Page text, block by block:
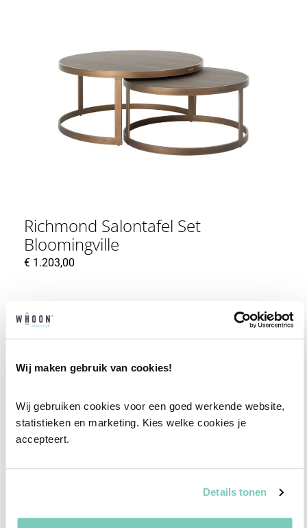
Wij maken gebruik van cookies!
Wij gebruiken cookies voor een goed werkende website,
statistieken en marketing. Kies welke cookies je
accepteert.
Details tonen
Richmond Salontafel Set
Bloomingville
€ 1.203,00